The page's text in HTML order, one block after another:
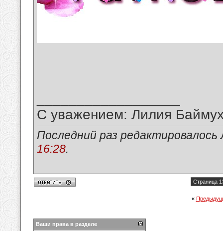
С уважением: Лилия
Последний раз
16:28.
Страница
«
Ваши права в разделе